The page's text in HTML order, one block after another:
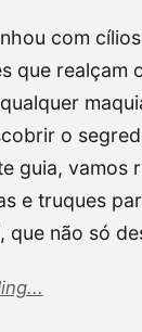
com
que realçam
o
guia, vamos
e truques
que não só